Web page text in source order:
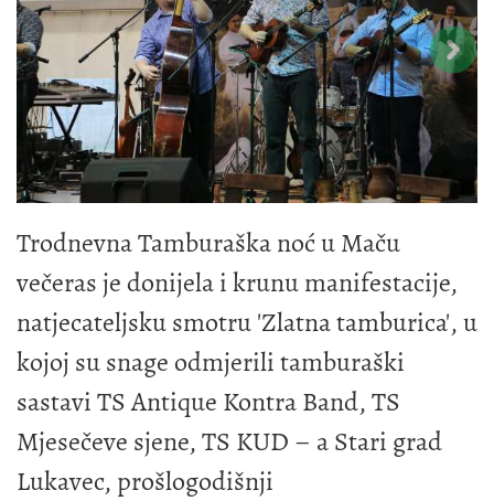
Trodnevna Tamburaška noć u Maču
večeras je donijela i krunu manifestacije,
natjecateljsku smotru 'Zlatna tamburica', u
kojoj su snage odmjerili tamburaški
sastavi TS Antique Kontra Band, TS
Mjesečeve sjene, TS KUD – a Stari grad
Lukavec, prošlogodišnji